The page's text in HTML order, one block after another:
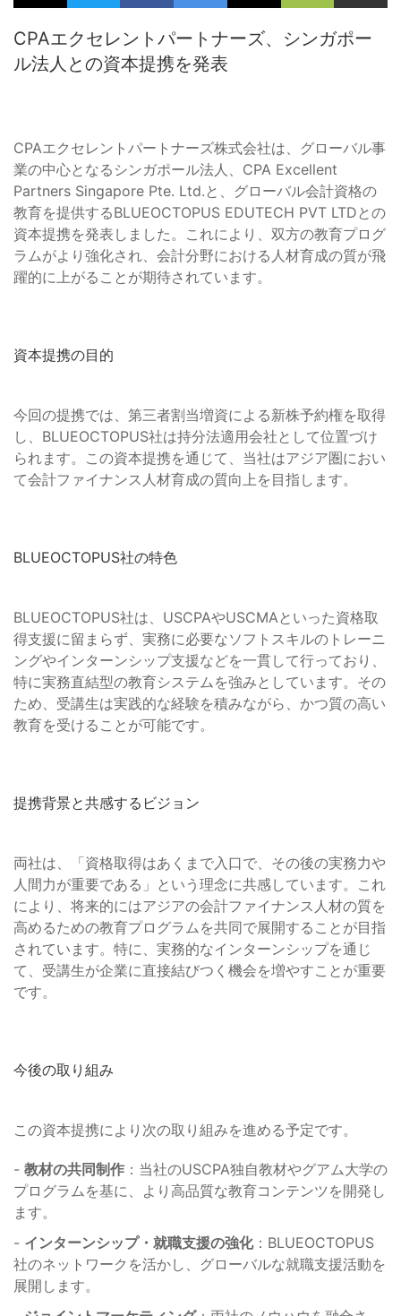
CPAエクセレントパートナーズ、シンガポー
ル法人との資本提携を発表
CPAエクセレントパートナーズ株式会社は、グローバル事
業の中心となるシンガポール法人、CPA Excellent
Partners Singapore Pte. Ltd.と、グローバル会計資格の
教育を提供するBLUEOCTOPUS EDUTECH PVT LTDとの
資本提携を発表しました。これにより、双方の教育プログ
ラムがより強化され、会計分野における人材育成の質が飛
躍的に上がることが期待されています。
資本提携の目的
今回の提携では、第三者割当増資による新株予約権を取得
し、BLUEOCTOPUS社は持分法適用会社として位置づけ
られます。この資本提携を通じて、当社はアジア圏におい
て会計ファイナンス人材育成の質向上を目指します。
BLUEOCTOPUS社の特色
BLUEOCTOPUS社は、USCPAやUSCMAといった資格取
得支援に留まらず、実務に必要なソフトスキルのトレーニ
ングやインターンシップ支援などを一貫して行っており、
特に実務直結型の教育システムを強みとしています。その
ため、受講生は実践的な経験を積みながら、かつ質の高い
教育を受けることが可能です。
提携背景と共感するビジョン
両社は、「資格取得はあくまで入口で、その後の実務力や
人間力が重要である」という理念に共感しています。これ
により、将来的にはアジアの会計ファイナンス人材の質を
高めるための教育プログラムを共同で展開することが目指
されています。特に、実務的なインターンシップを通じ
て、受講生が企業に直接結びつく機会を増やすことが重要
です。
今後の取り組み
この資本提携により次の取り組みを進める予定です。
- 教材の共同制作 ：当社のUSCPA独自教材やグアム大学の
プログラムを基に、より高品質な教育コンテンツを開発し
ます。
- インターンシップ・就職支援の強化：BLUEOCTOPUS
社のネットワークを活かし、グローバルな就職支援活動を
展開します。